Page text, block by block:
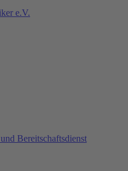
Bereitschaftsdienst